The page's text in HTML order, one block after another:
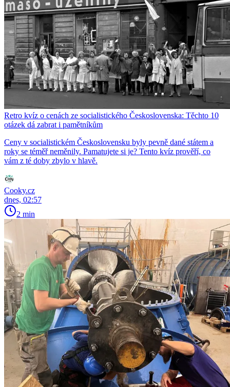
Retro kvíz o cenách ze socialistického Československa: Těchto 10
otázek dá zabrat i pamětníkům
Ceny v socialistickém Československu byly pevně dané státem a
roky se téměř neměnily. Pamatujete si je? Tento kvíz prověří, co
vám z té doby zbylo v hlavě.
Cooky.cz
dnes, 02:57
2 min